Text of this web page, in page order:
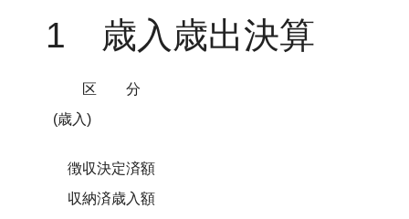
1 歳入歳出決算
区分
(歳入)
徴収決定済額
収納済歳入額